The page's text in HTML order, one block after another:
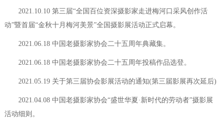
2021.10.10 第三届“全国百位资深摄影家走进梅河口采风创作活
动”暨首届“金秋十月梅河美景”全国摄影展活动正式启幕。
2021.06.18 中国老摄影家协会二十五周年典藏集。
2021.06.18 中国老摄影家协会二十五周年投稿作品选登。
2021.05.19 关于第三届协会影展活动的通知(第三届影展再次延后)
2021.04.08 中国老摄影家协会“盛世华夏·新时代的劳动者”摄影展
活动细则。